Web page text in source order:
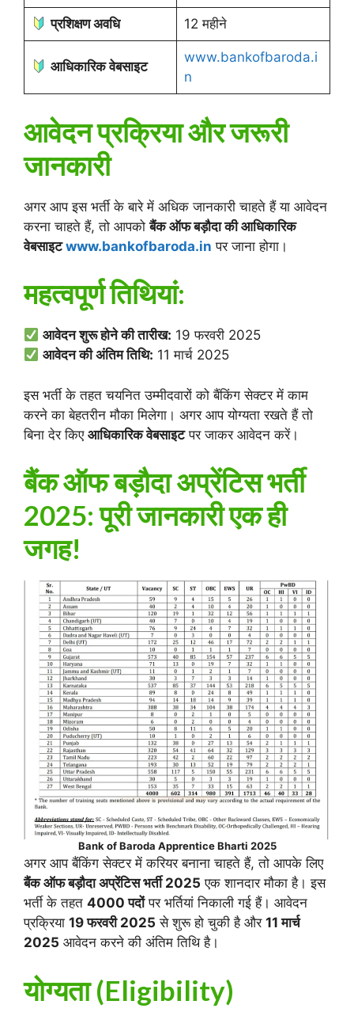
प्रशिक्षण अवधि 12 महीने
आधिकारिक वेबसाइट
www.bankofbaroda.i
n
आवेदन प्रक्रिया और जरूरी
जानकारी
अगर आप इस भर्ती के बारे में अधिक जानकारी चाहते हैं या आवेदन
करना चाहते हैं, तो आपकोबैंक ऑफ बड़ौदा की आधिकारिक
वेबसाइट www.bankofbaroda.in पर जाना होगा।
महत्वपूर्ण तिथियां:
आवेदन शुरू होने की तारीख: 19 फरवरी 2025
आवेदन की अंतिम तिथि: 11 मार्च 2025
इस भर्ती के तहत चयनित उम्मीदवारों को बैंकिंग सेक्टर में काम
करने का बेहतरीन मौका मिलेगा। अगर आप योग्यता रखते हैं तो
बिना देर किए आधिकारिक वेबसाइटपर जाकर आवेदन करें।
बैंक ऑफ बड़ौदा अप्रेंटिस भर्ती
2025: पूरी जानकारी एक ही
जगह!
Bank of Baroda Apprentice Bharti 2025
अगर आप बैंकिंग सेक्टर में करियर बनाना चाहते हैं, तो आपके लिए
बैंक ऑफ बड़ौदा अप्रेंटिस भर्ती 2025 एक शानदार मौका है। इस
भर्ती के तहत 4000 पदोंपर भर्तियां निकाली गई हैं। आवेदन
प्रक्रिया 19 फरवरी 2025 से शुरू हो चुकी है और 11 मार्च
2025 आवेदन करने की अंतिम तिथि है।
योग्यता (Eligibility)